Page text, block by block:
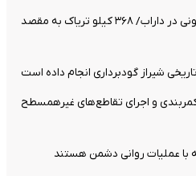
کشف محموله سنگین مواد افیونی در داراب/ ۳۶۸ کیلو تریاک به مقصد
شیراز گودبرداری انجام داده است
و اجرای تقاطع‌های غیرهمسطح
با عملیات روانی دشمن هستند